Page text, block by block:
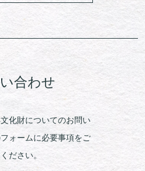
合わせ
化財についてのお問い
ォームに必要事項をご
ださい。